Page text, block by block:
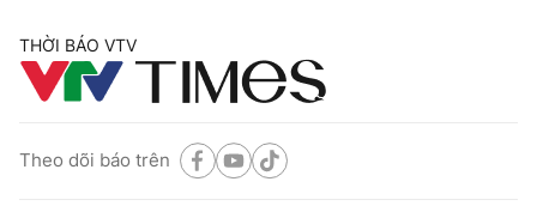
THỜI BÁO VTV
Theo dõi báo trên